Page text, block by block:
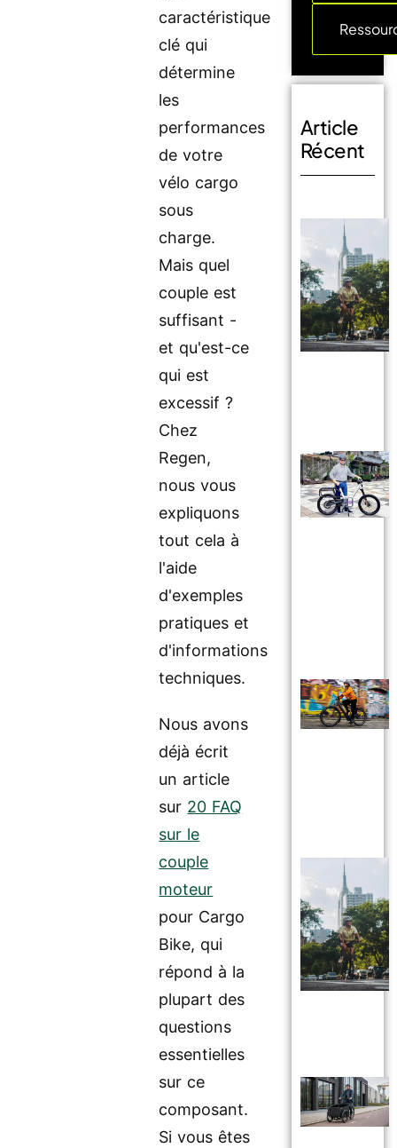
caractéristique
clé qui
détermine
les
performances
de votre
vélo cargo
sous
charge.
Mais quel
couple est
suffisant -
et qu'est-ce
qui est
excessif ?
Chez
Regen,
nous vous
expliquons
tout cela à
l'aide
d'exemples
pratiques et
d'informations
techniques.
Nous avons
déjà écrit
un article
sur 20 FAQ
sur le
couple
moteur
pour Cargo
Bike, qui
répond à la
plupart des
questions
essentielles
sur ce
composant.
Si vous êtes
Article
Récent